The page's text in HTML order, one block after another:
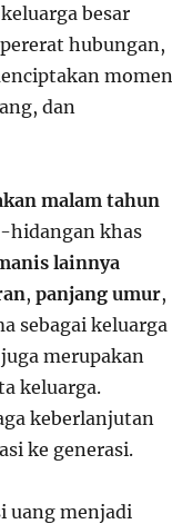
besar
hubungan,
momen
dan
malam tahun
hidangan khas
lainnya
, panjang umur,
sebagai keluarga
merupakan
keluarga.
keberlanjutan
ke generasi.
uang menjadi